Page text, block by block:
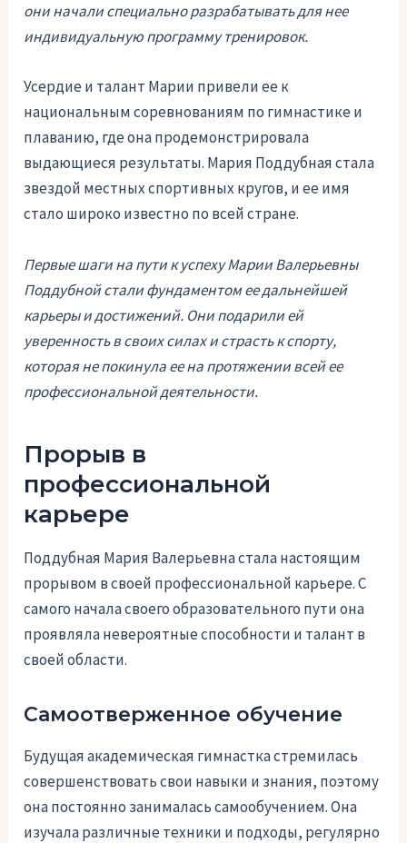
они начали специально разрабатывать для нее
индивидуальную программу тренировок.
Усердие и талант Марии привели ее к
национальным соревнованиям по гимнастике и
плаванию, где она продемонстрировала
выдающиеся результаты. Мария Поддубная стала
звездой местных спортивных кругов, и ее имя
стало широко известно по всей стране.
Первые шаги на пути к успеху Марии Валерьевны
Поддубной стали фундаментом ее дальнейшей
карьеры и достижений. Они подарили ей
уверенность в своих силах и страсть к спорту,
которая не покинула ее на протяжении всей ее
профессиональной деятельности.
Прорыв в
профессиональной
карьере
Поддубная Мария Валерьевна стала настоящим
прорывом в своей профессиональной карьере. С
самого начала своего образовательного пути она
проявляла невероятные способности и талант в
своей области.
Самоотверженное обучение
Будущая академическая гимнастка стремилась
совершенствовать свои навыки и знания, поэтому
она постоянно занималась самообучением. Она
изучала различные техники и подходы, регулярно